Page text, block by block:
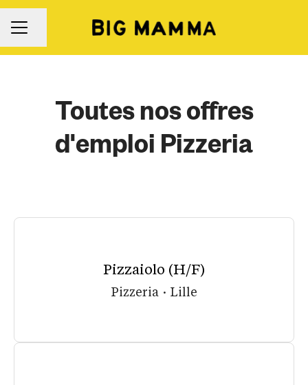
Menu carrière
Partager la page
Toutes nos offres
d'emploi Pizzeria
Pizzaiolo (H/F)
Pizzeria · Lille